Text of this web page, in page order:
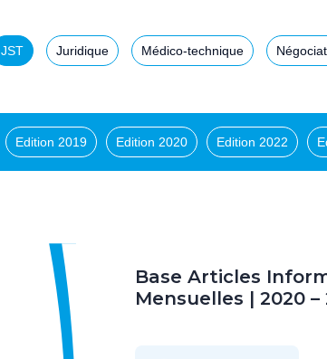
JST Juridique Médico-technique
Edition 2019 Edition 2020 Edition 2022
Base Articles
Mensuelles | 2020 –